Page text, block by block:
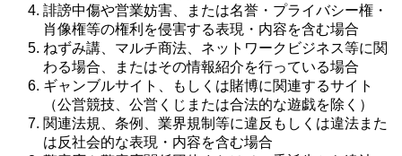
誹謗中傷や営業妨害、または名誉・プライバシー権・
肖像権等の権利を侵害する表現・内容を含む場合
ねずみ講、マルチ商法、ネットワークビジネス等に関
わる場合、またはその情報紹介を行っている場合
ギャンブルサイト、もしくは賭博に関連するサイト
（公営競技、公営くじまたは合法的な遊戯を除く）
関連法規、条例、業界規制等に違反もしくは違法また
は反社会的な表現・内容を含む場合